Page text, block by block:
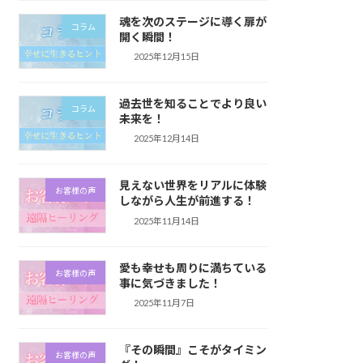
コラム
魂を次のステージに導く扉が
開く瞬間！
2025年12月15日
コラム
過去世を知ることでより良い
未来を！
2025年12月14日
お客様の声
見えない世界をリアルに体験
しながら人生が前進する！
2025年11月14日
お客様の声
愛も幸せも周りに満ちている
事に気づきました！
2025年11月7日
お客様の声
『その瞬間』こそがタイミン